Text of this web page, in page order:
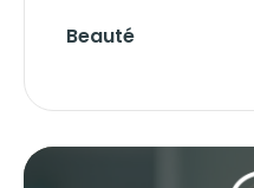
Beauté